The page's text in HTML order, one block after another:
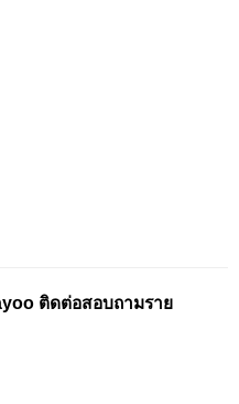
ติดต่อสอบถามราย